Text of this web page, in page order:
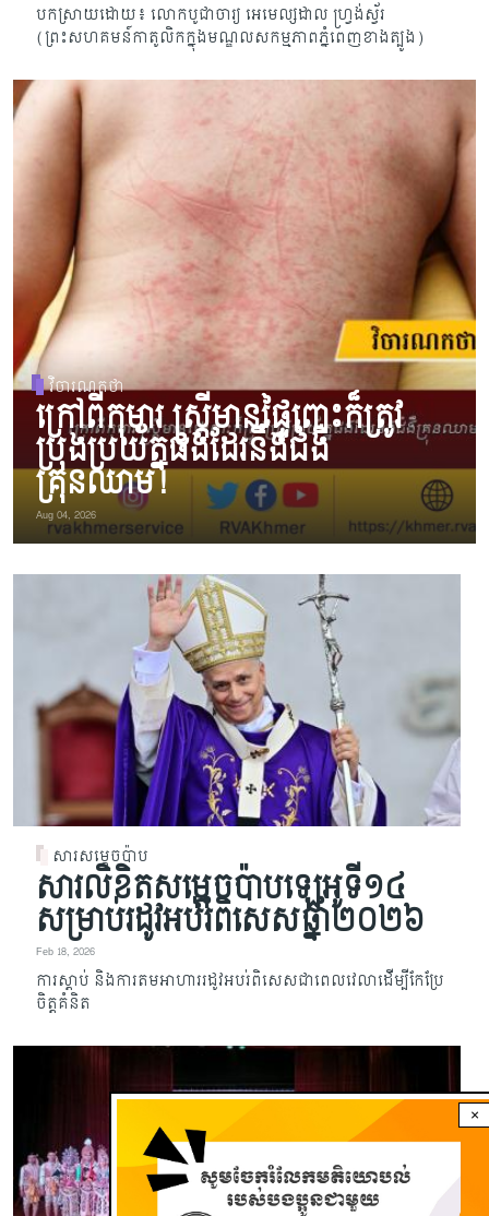
បកស្រាយដោយ៖ លោកបូជាចារ្យ អេមេល្សដាល ហ្វ្រង់ស្វ័រ
(ព្រះសហគមន៍កាតូលិកក្នុងមណ្ឌលសកម្មភាពភ្នំពេញខាងត្បូង)
វិចារណកថា
ក្រៅពីកុមារ ស្ត្រីមានផ្ទៃពោះក៏ត្រូវ
ប្រុងប្រយ័ត្នផងដែរនឹងជំងឺ
គ្រុនឈាម!
Aug 04, 2026
សារសម្តេចប៉ាប
សារលិខិតសម្តេចប៉ាបឡេអូទី១៤
សម្រាប់រដូវអប់រំពិសេសឆ្នាំ២០២៦
Feb 18, 2026
ការស្តាប់ និងការតមអាហាររដូវអបរ់ពិសេសជាពេលវេលាដើម្បីកែប្រែ
ចិត្តគំនិត
×